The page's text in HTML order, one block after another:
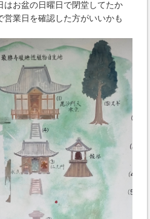
はお盆の日曜日で閉堂してたか
営業日を確認した方がいいかも